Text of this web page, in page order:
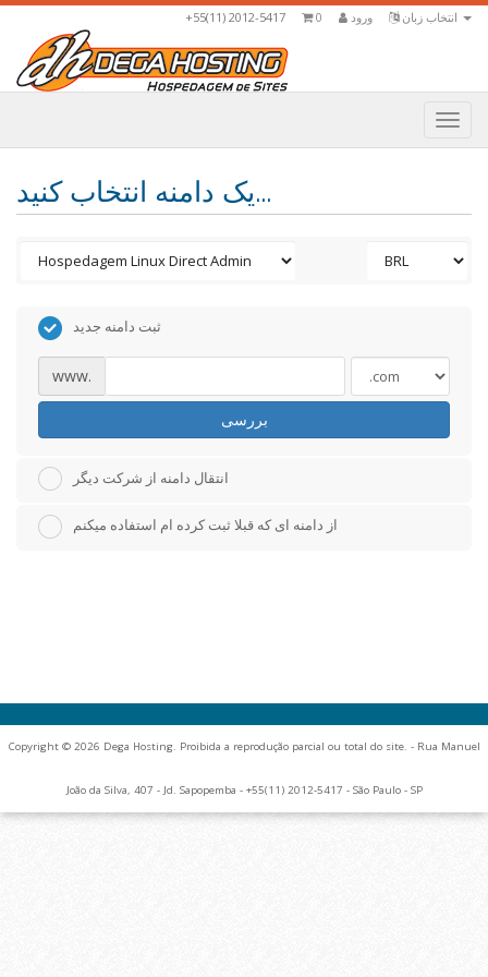
ورود 0
+55(11) 2012-5417
یک دامنه انتخاب کنید...
ثبت دامنه جدید
www.
بررسی
انتقال دامنه از شرکت دیگر
از دامنه ای که قبلا ثبت کرده ام استفاده میکنم
Copyright © 2026 Dega Hosting. Proibida a reprodução parcial ou total do site. - Rua Manuel
João da Silva, 407 - Jd. Sapopemba - +55(11) 2012-5417 - São Paulo - SP